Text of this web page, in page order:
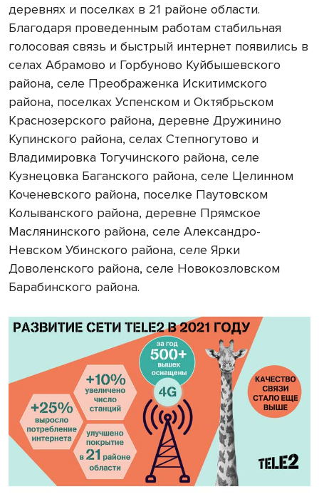
деревнях и поселках в 21 районе области.
Благодаря проведенным работам стабильная
голосовая связь и быстрый интернет появились в
селах Абрамово и Горбуново Куйбышевского
района, селе Преображенка Искитимского
района, поселках Успенском и Октябрьском
Краснозерского района, деревне Дружинино
Купинского района, селах Степногутово и
Владимировка Тогучинского района, селе
Кузнецовка Баганского района, селе Целинном
Коченевского района, поселке Паутовском
Колыванского района, деревне Прямское
Маслянинского района, селе Александро-
Невском Убинского района, селе Ярки
Доволенского района, селе Новокозловском
Барабинского района.